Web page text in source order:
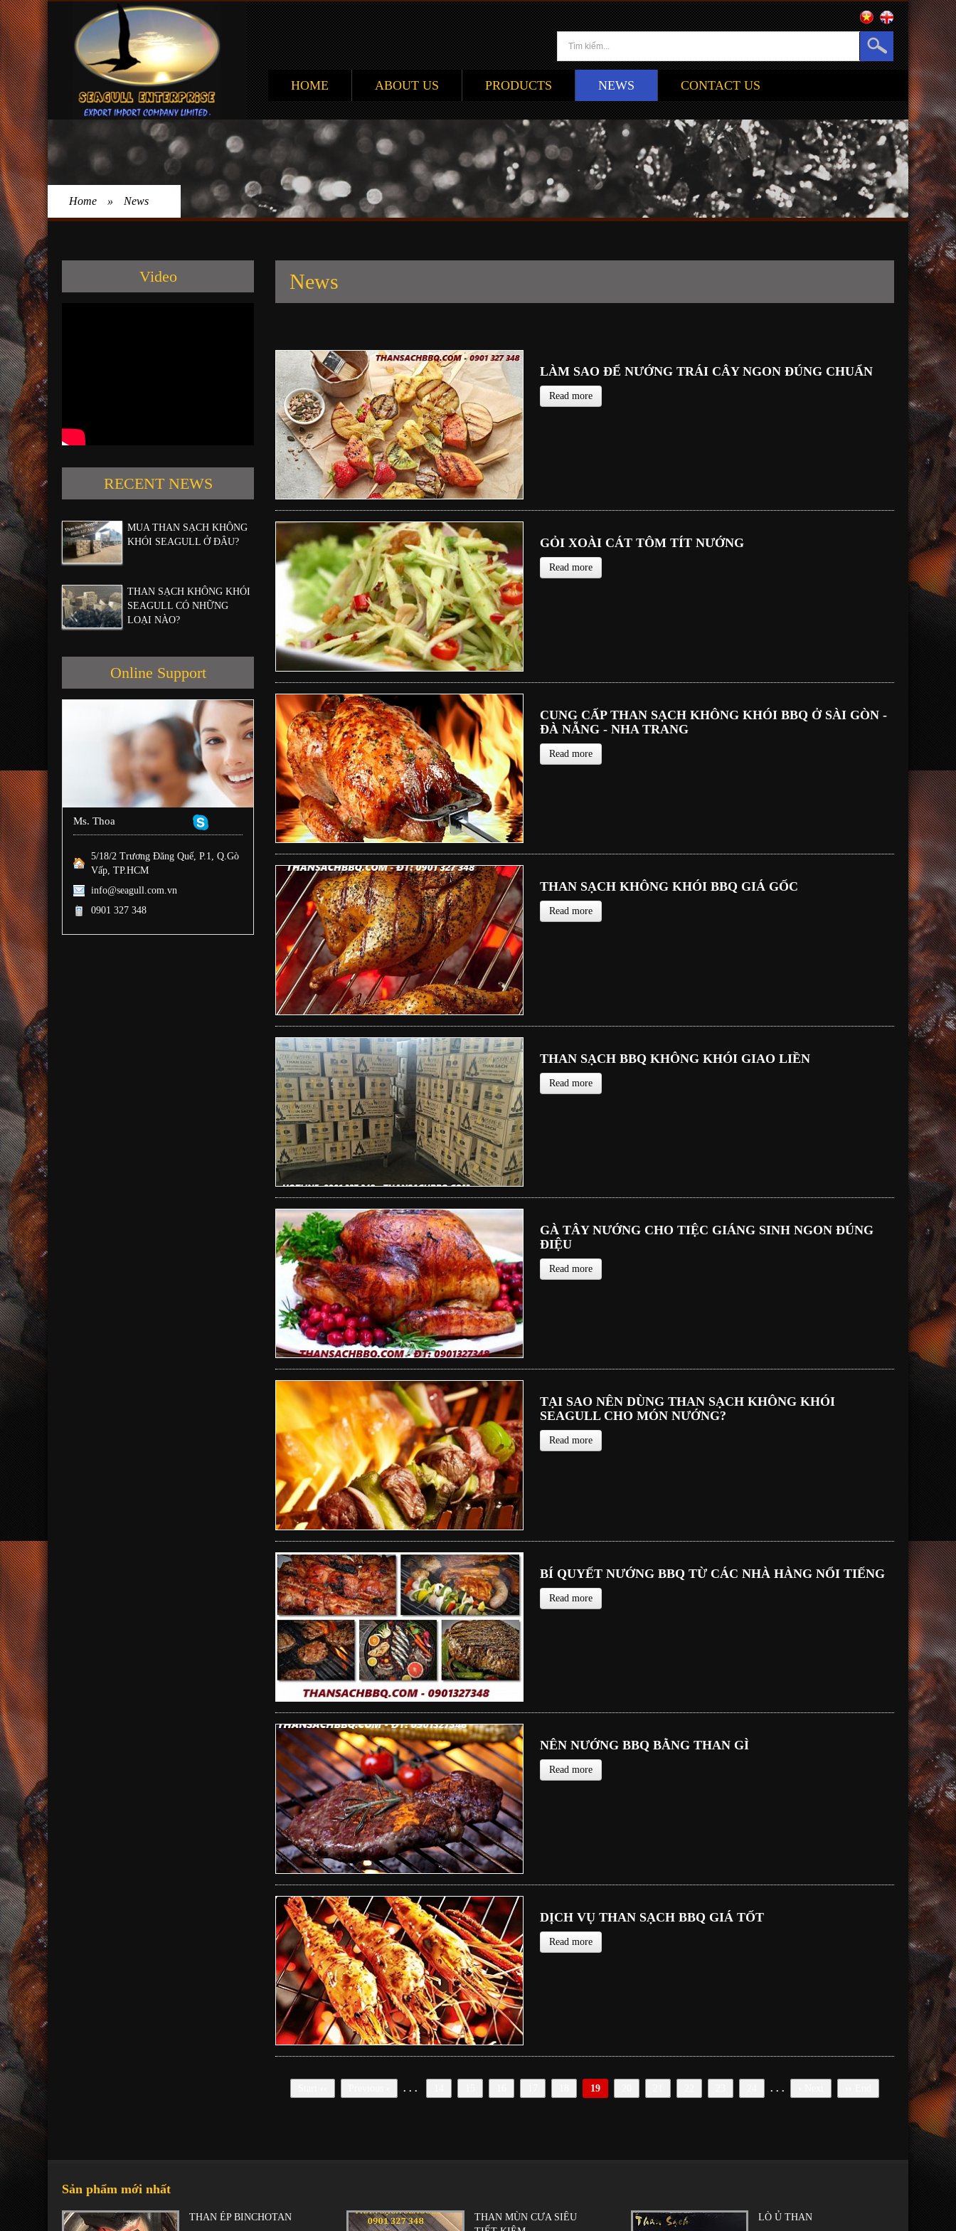
HOME ABOUT US PRODUCTS NEWS CONTACT US
Home » News
Video
RECENT NEWS
MUA THAN SẠCH KHÔNG
KHÓI SEAGULL Ở ĐÂU?
THAN SẠCH KHÔNG KHÓI
SEAGULL CÓ NHỮNG
LOẠI NÀO?
Online Support
Ms. Thoa
5/18/2 Trương Đăng Quế, P.1, Q.Gò
Vấp, TP.HCM
info@seagull.com.vn
0901 327 348
News
LÀM SAO ĐỂ NƯỚNG TRÁI CÂY NGON ĐÚNG CHUẨN
Read more
GỎI XOÀI CÁT TÔM TÍT NƯỚNG
Read more
CUNG CẤP THAN SẠCH KHÔNG KHÓI BBQ Ở SÀI GÒN -
ĐÀ NẴNG - NHA TRANG
Read more
THAN SẠCH KHÔNG KHÓI BBQ GIÁ GỐC
Read more
THAN SẠCH BBQ KHÔNG KHÓI GIAO LIỀN
Read more
GÀ TÂY NƯỚNG CHO TIỆC GIÁNG SINH NGON ĐÚNG
ĐIỆU
Read more
TẠI SAO NÊN DÙNG THAN SẠCH KHÔNG KHÓI
SEAGULL CHO MÓN NƯỚNG?
Read more
BÍ QUYẾT NƯỚNG BBQ TỪ CÁC NHÀ HÀNG NỔI TIẾNG
Read more
NÊN NƯỚNG BBQ BẰNG THAN GÌ
Read more
DỊCH VỤ THAN SẠCH BBQ GIÁ TỐT
Read more
. . . 19 . . .
Sản phẩm mới nhất
THAN ÉP BINCHOTAN
THAN MÙN CƯA SIÊU
LÒ Ủ THAN